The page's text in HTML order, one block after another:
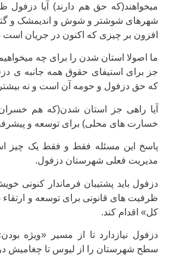
میخواهند(که حق هم دارند) آیا دزفول
شهرهای شوشتر و شوش و اندیمشک و
افزون بر چیزی که اکنون در جریان است
ما اصولا استان شدن را برای چه
جز برای استیفای حقوق همه جانبه ی
که حق دزفول و حومه آن است و نه
آیا راهی جز استان شدن(که هم
خسارت های محلی) برای توسعه و
پاسخ این مسئله فقط و فقط یک چیز
مدیریت فعلی شهرستان دزفول.
دزفول باید پشتیبان فرماندار کنونی
ظرفیت های قانونی برای توسعه و ارتقاء
کل» اقدام کند.
دزفول نیازدارد تا از مسیر «ویژه
سطح شهرستان را از لیوس تا چغامیش در